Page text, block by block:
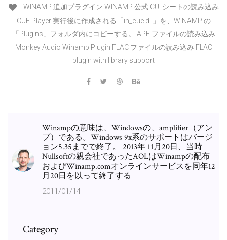
WINAMP 追加プラグイン WINAMP 公式 CUI シートの読み込み
CUE Player 実行後に作成される「in_cue.dll」を、WINAMP の
「Plugins」フォルダ内にコピーする。 APE ファイルの読み込み
Monkey Audio Winamp Plugin FLAC ファイルの読み込み FLAC
plugin with library support
Winampの意味は、Windowsの、amplifier（アン
プ）である。Windows 9x系のサポートはバージ
ョン5.35までで終了。 2013年 11月20日、当時
Nullsoftの親会社であったAOLはWinampの配布
およびWinamp.comオンラインサービスを同年12
月20日を以って終了する
2011/01/14
Category